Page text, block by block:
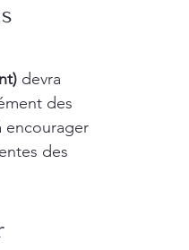
devra
des
encourager
des